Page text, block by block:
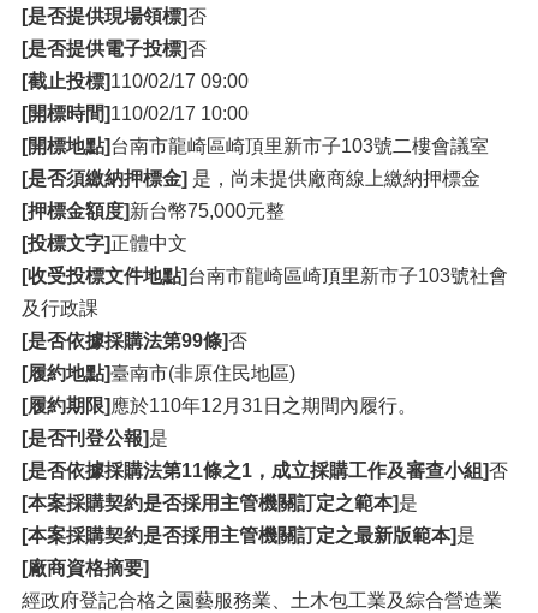
[是否提供現場領標]否
[是否提供電子投標]否
[截止投標]110/02/17 09:00
[開標時間]110/02/17 10:00
[開標地點]台南市龍崎區崎頂里新市子103號二樓會議室
[是否須繳納押標金] 是，尚未提供廠商線上繳納押標金
[押標金額度]新台幣75,000元整
[投標文字]正體中文
[收受投標文件地點]台南市龍崎區崎頂里新市子103號社會
及行政課
[是否依據採購法第99條]否
[履約地點]臺南市(非原住民地區)
[履約期限]應於110年12月31日之期間內履行。
[是否刊登公報]是
[是否依據採購法第11條之1，成立採購工作及審查小組]否
[本案採購契約是否採用主管機關訂定之範本]是
[本案採購契約是否採用主管機關訂定之最新版範本]是
[廠商資格摘要]
經政府登記合格之園藝服務業、土木包工業及綜合營造業